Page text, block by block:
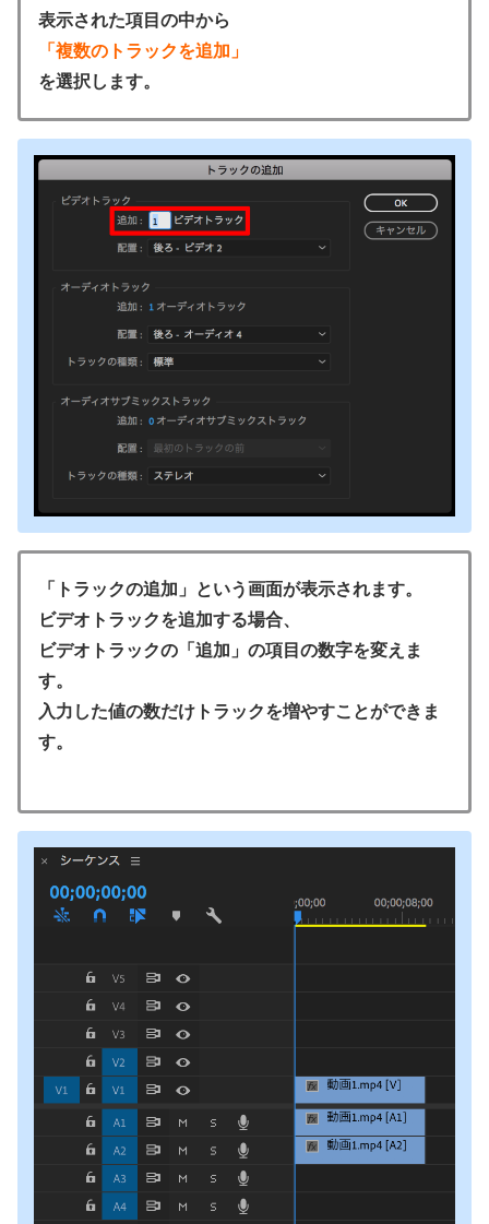
表示された項目の中から
「複数のトラックを追加」
を選択します。
「トラックの追加」という画面が表示されます。
ビデオトラックを追加する場合、
ビデオトラックの「追加」の項目の数字を変えま
す。
入力した値の数だけトラックを増やすことができま
す。